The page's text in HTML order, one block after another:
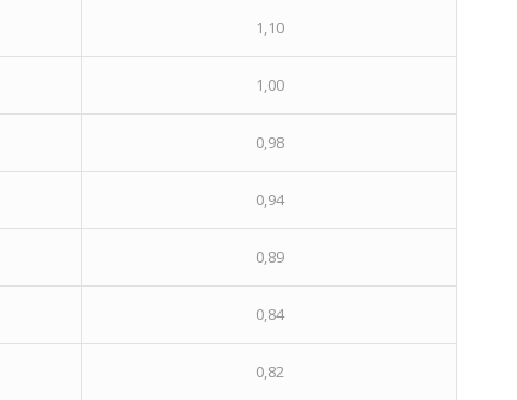
1,10
1,00
0,98
0,94
0,89
0,84
0,82